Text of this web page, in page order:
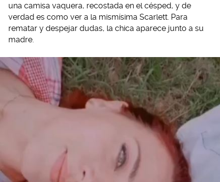
una camisa vaquera, recostada en el césped, y de
verdad es como ver a la mismísima Scarlett. Para
rematar y despejar dudas, la chica aparece junto a su
madre.